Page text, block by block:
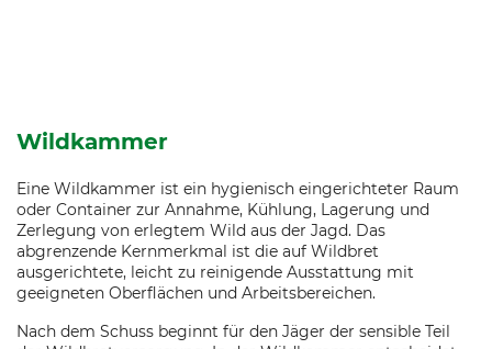
Wildkammer
Eine Wildkammer ist ein hygienisch eingerichteter Raum
oder Container zur Annahme, Kühlung, Lagerung und
Zerlegung von erlegtem Wild aus der Jagd. Das
abgrenzende Kernmerkmal ist die auf Wildbret
ausgerichtete, leicht zu reinigende Ausstattung mit
geeigneten Oberflächen und Arbeitsbereichen.
Nach dem Schuss beginnt für den Jäger der sensible Teil